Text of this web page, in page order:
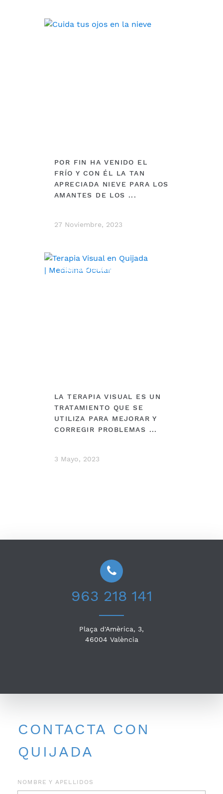
POR FIN HA VENIDO EL
FRÍO Y CON ÉL LA TAN
APRECIADA NIEVE PARA LOS
AMANTES DE LOS ...
27 Noviembre, 2023
ESPECIALIDADES
LA TERAPIA VISUAL ES UN
TRATAMIENTO QUE SE
UTILIZA PARA MEJORAR Y
CORREGIR PROBLEMAS ...
3 Mayo, 2023
963 218 141
Plaça d'Amèrica, 3,
46004 València
CONTACTA CON
QUIJADA
NOMBRE Y APELLIDOS